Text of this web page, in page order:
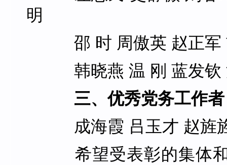
明
邵 时 周傲英 赵正军
韩晓燕 温 刚 蓝发钦
三、优秀党务工作
成海霞 吕玉才 赵旌
希望受表彰的集体和